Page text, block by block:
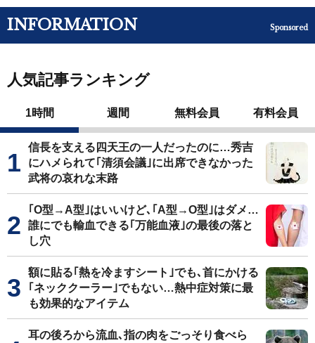
INFORMATION Sponsored
人気記事ランキング
1時間 週間 無料会員 有料会員
信長を支える四天王の一人だったのに…秀吉
にハメられて｢清須会議｣に出席できなかった
武将の哀れな末路
｢O型→A型｣はいいけど､｢A型→O型｣はダメ…
誰にでも輸血できる｢万能血液｣の最後の落と
し穴
額に貼る｢熱を冷ますシート｣でも､首にかける
｢ネッククーラー｣でもない…熱中症対策に最
も効果的なアイテム
耳の後ろから流血､指の肉をごっそり食べら